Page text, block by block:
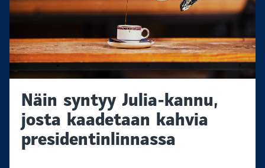
Näin syntyy Julia-kannu,
josta kaadetaan kahvia
presidentinlinnassa